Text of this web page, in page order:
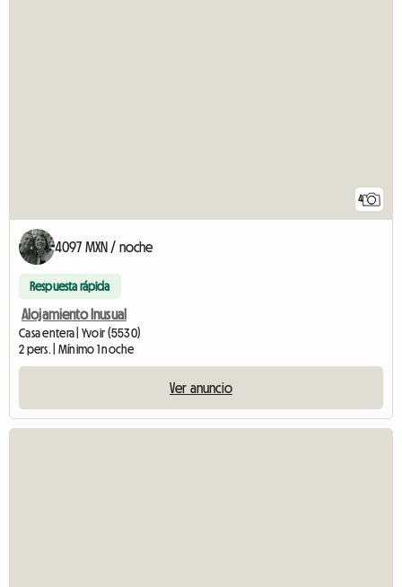
4
4097 MXN / noche
Respuesta rápida
Alojamiento Inusual
Casa entera | Yvoir (5530)
2 pers. | Mínimo 1 noche
Ver anuncio